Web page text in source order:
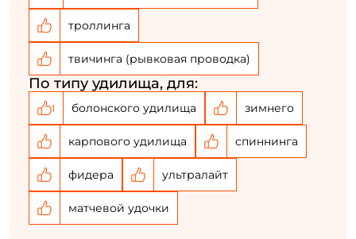
троллинга
твичинга (рывковая проводка)
По типу удилища, для:
1 болонского удилища зимнего
карпового удилища спиннинга
фидера ультралайт
матчевой удочки